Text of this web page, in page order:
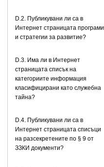
D.2. Публикувани ли са в
Интернет страницата програми
и стратегии за развитие?
D.3. Има ли в Интернет
страницата списък на
категориите информация
класифицирани като служебна
тайна?
D.4. Публикувани ли са в
Интернет страницата списъци
на разсекретените по § 9 от
ЗЗКИ документи?